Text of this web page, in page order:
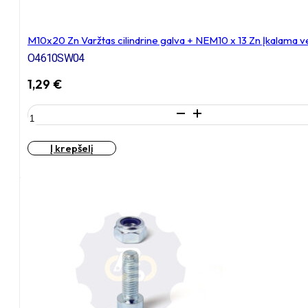
M10x20 Zn Varžtas cilindrine galva + NEM10 x 13 Zn Įkalama
O4610SW04
1,29 €
produkto
kiekis:
M10x20
Zn
Į krepšelį